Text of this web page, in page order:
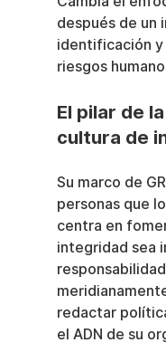
después de un
identificación
riesgos
El pilar de
cultura de
Su marco de
personas que
centra en
integridad sea
redactar
el ADN de su